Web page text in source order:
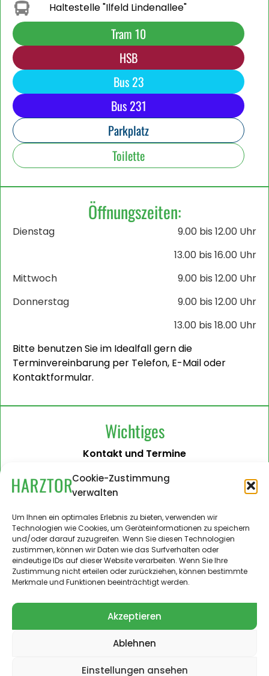
Cookie-Zustimmung
verwalten
Um Ihnen ein optimales Erlebnis zu bieten, verwenden wir
Technologien wie Cookies, um Geräteinformationen zu speichern
und/oder darauf zuzugreifen. Wenn Sie diesen Technologien
zustimmen, können wir Daten wie das Surfverhalten oder
eindeutige IDs auf dieser Website verarbeiten. Wenn Sie Ihre
Zustimmung nicht erteilen oder zurückziehen, können bestimmte
Merkmale und Funktionen beeinträchtigt werden.
Akzeptieren
Ablehnen
Einstellungen ansehen
Haltestelle "Ilfeld Lindenallee"
Tram 10
HSB
Bus 23
Bus 231
Parkplatz
Toilette
Öffnungszeiten:
Dienstag
9.00 bis 12.00 Uhr
13.00 bis 16.00 Uhr
Mittwoch
9.00 bis 12.00 Uhr
Donnerstag
9.00 bis 12.00 Uhr
13.00 bis 18.00 Uhr
Bitte benutzen Sie im Idealfall gern die
Terminvereinbarung per Telefon, E-Mail oder
Kontaktformular.
Wichtiges
Kontakt und Termine
Barrierefreiheit
Impressum
Datenschutzerklärung
Administration
Harztor.de als Web-App
auf
iPhone und Android
© 2024 – 2026 Landgemeinde Harztor. Alle Rechte
vorbehalten.